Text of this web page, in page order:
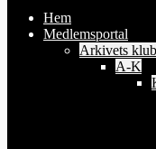
Hem
Medlemsportal
Arkivets
A-K